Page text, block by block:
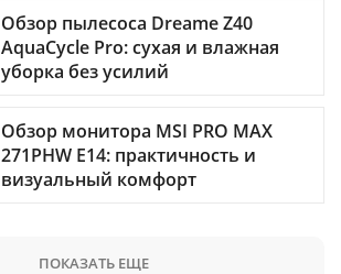
Обзор пылесоса Dreame Z40
AquaCycle Pro: сухая и влажная
уборка без усилий
Обзор монитора MSI PRO MAX
271PHW E14: практичность и
визуальный комфорт
ПОКАЗАТЬ ЕЩЕ